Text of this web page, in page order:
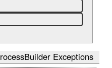
Exceptions